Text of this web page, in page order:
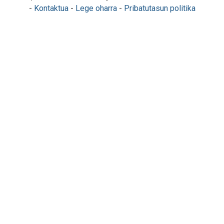
- Kontaktua- Lege oharra- Pribatutasun politika